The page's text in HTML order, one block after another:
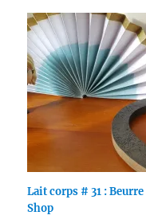
Lait corps # 31 :
Shop